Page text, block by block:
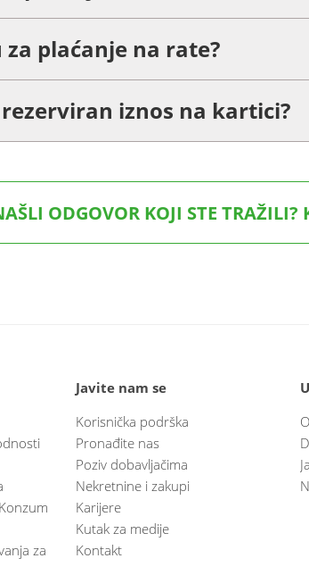
plaćanje na rate?
iznos na kartici?
ODGOVOR KOJI STE
za
Javite nam se
Korisnička podrška
Pronađite nas
Poziv dobavljačima
Nekretnine i zakupi
Karijere
Kutak za medije
Kontakt